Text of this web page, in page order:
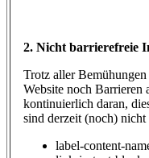
2. Nicht barrierefreie
Trotz aller
Website noch Barrieren
kontinuierlich daran,
sind derzeit (noch) nicht
label-content-